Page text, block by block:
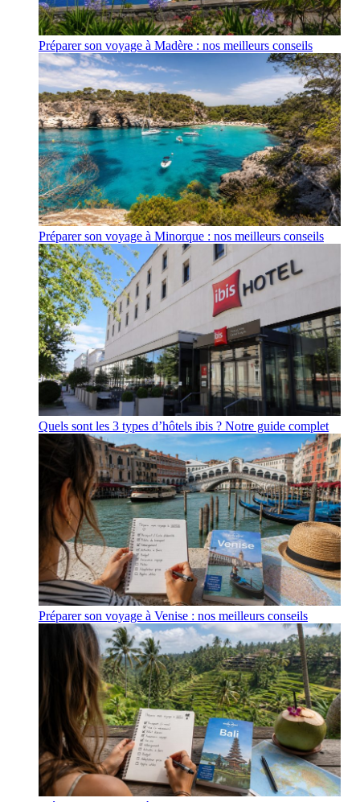
Préparer son voyage à Madère : nos meilleurs conseils
Préparer son voyage à Minorque : nos meilleurs conseils
Quels sont les 3 types d’hôtels ibis ? Notre guide complet
Préparer son voyage à Venise : nos meilleurs conseils